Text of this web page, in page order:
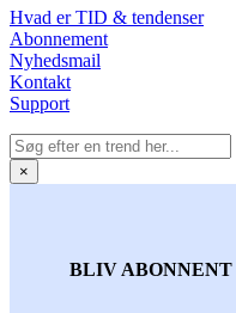
Hvad er TID & tendenser
Abonnement
Nyhedsmail
Kontakt
Support
×
BLIV ABONNENT